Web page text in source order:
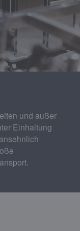
und außer
Einhaltung